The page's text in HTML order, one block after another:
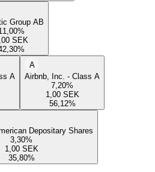
Group AB
%
SEK
%
A
A
Airbnb, Inc. - Class A
7,20%
1,00 SEK
56,12%
Depositary Shares
3,30%
1,00 SEK
35,80%